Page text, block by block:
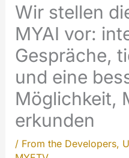
Wir stellen
MYAI vor:
Gespräche,
und eine
Möglichkeit,
erkunden
/ From the Developers,